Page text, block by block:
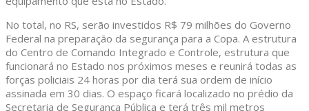
No total, no RS, serão investidos R$ 79 milhões do Governo
Federal na preparação da segurança para a Copa. A estrutura
do Centro de Comando Integrado e Controle, estrutura que
funcionará no Estado nos próximos meses e reunirá todas as
forças policiais 24 horas por dia terá sua ordem de início
assinada em 30 dias. O espaço ficará localizado no prédio da
Secretaria de Segurança Pública e terá três mil metros